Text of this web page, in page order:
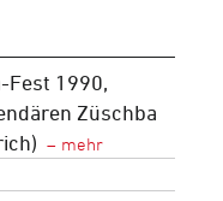
1990,
Züschba